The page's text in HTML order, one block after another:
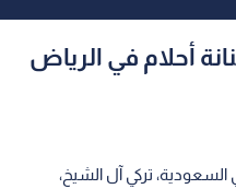
أحلام في الرياض
السعودية، تركي آل الشيخ،